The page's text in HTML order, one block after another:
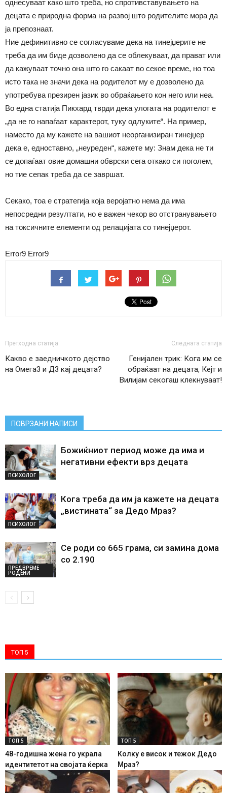
однесуваат како што треба, но спротивставувањето на
децата е природна форма на развој што родителите мора да
ја препознаат.
Ние дефинитивно се согласуваме дека на тинејџерите не
треба да им биде дозволено да се облекуваат, да прават или
да кажуваат точно она што го сакаат во секое време, но тоа
исто така не значи дека на родителот му е дозволено да
употребува презирен јазик во обраќањето кон него или неа.
Во една статија Пикхард тврди дека улогата на родителот е
„да не го напаѓаат карактерот, туку одлуките“. На пример,
наместо да му кажете на вашиот неорганизиран тинејџер
дека е, едноставно, „неуреден“, кажете му: Знам дека не ти
се допаѓаат овие домашни обврски сега откако си поголем,
но тие сепак треба да се завршат.
Секако, тоа е стратегија која веројатно нема да има
непосредни резултати, но е важен чекор во отстранувањето
на токсичните елементи од релацијата со тинејџерот.
Error9 Error9
Претходна статија
Какво е заедничкото дејство
на Омега3 и Д3 кај децата?
Следната статија
Генијален трик: Кога им се
обраќаат на децата, Кејт и
Вилијам секогаш клекнуваат!
ПОВРЗАНИ НАПИСИ
ПСИХОЛОГ
Божиќниот период може да има и
негативни ефекти врз децата
ПСИХОЛОГ
Кога треба да им ја кажете на децата
„вистината“ за Дедо Мраз?
ПРЕДВРЕМЕ
РОДЕНИ
Се роди со 665 грама, си замина дома
со 2.190
ТОП 5
ТОП 5
48-годишна жена го украла
идентитетот на својата ќерка
ТОП 5
Колку е висок и тежок Дедо
Мраз?